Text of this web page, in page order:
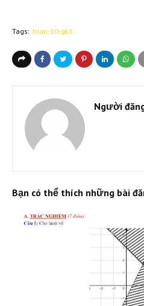
Tags: toan-10-gk1
Người
Bạn có thể thích những bài